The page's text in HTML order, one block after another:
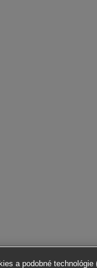
a podobné technológie